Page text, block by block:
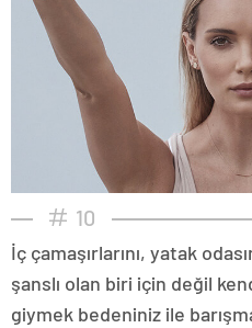
10
İç çamaşırlarını, yatak
şanslı olan biri için değil
giymek bedeniniz ile